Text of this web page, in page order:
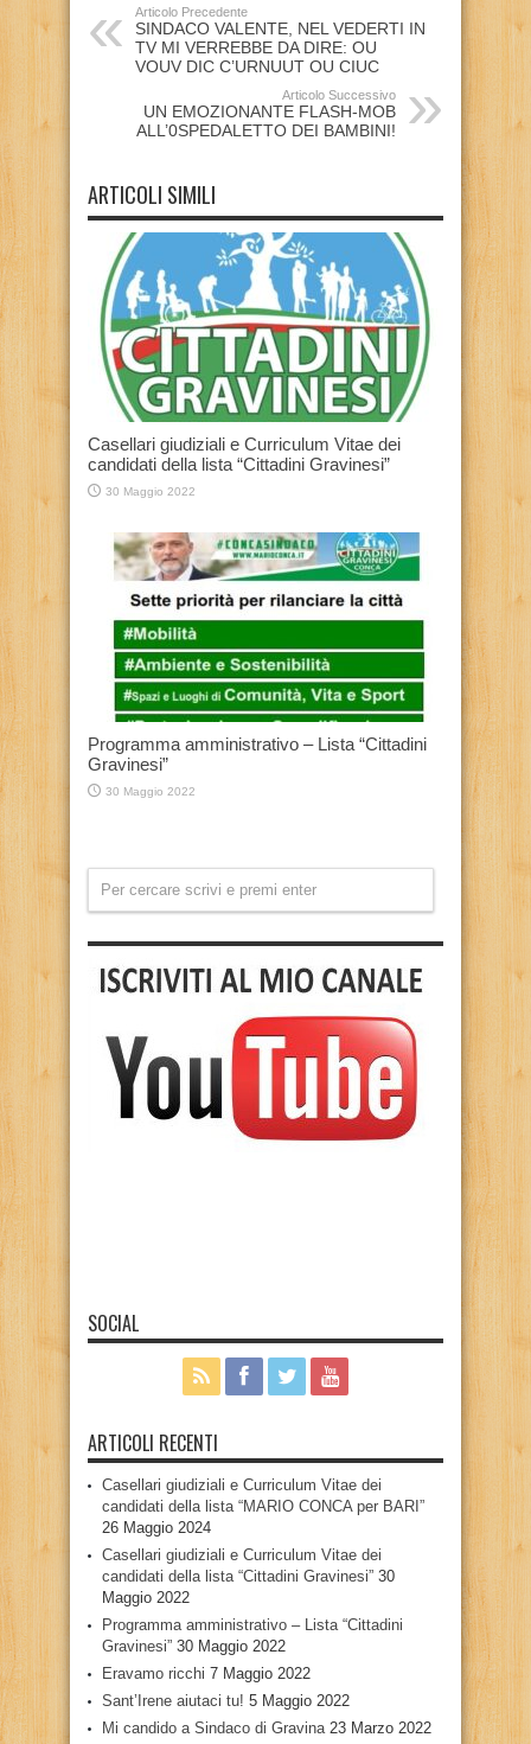
Articolo Precedente
SINDACO VALENTE, NEL VEDERTI IN
TV MI VERREBBE DA DIRE: OU
VOUV DIC C’URNUUT OU CIUC
Articolo Successivo
UN EMOZIONANTE FLASH-MOB
ALL’0SPEDALETTO DEI BAMBINI!
ARTICOLI SIMILI
Casellari giudiziali e Curriculum Vitae dei
candidati della lista “Cittadini Gravinesi”
30 Maggio 2022
Programma amministrativo – Lista “Cittadini
Gravinesi”
30 Maggio 2022
SOCIAL
ARTICOLI RECENTI
Casellari giudiziali e Curriculum Vitae dei
candidati della lista “MARIO CONCA per BARI”
26 Maggio 2024
Casellari giudiziali e Curriculum Vitae dei
candidati della lista “Cittadini Gravinesi” 30
Maggio 2022
Programma amministrativo – Lista “Cittadini
Gravinesi” 30 Maggio 2022
Eravamo ricchi 7 Maggio 2022
Sant’Irene aiutaci tu! 5 Maggio 2022
Mi candido a Sindaco di Gravina 23 Marzo 2022